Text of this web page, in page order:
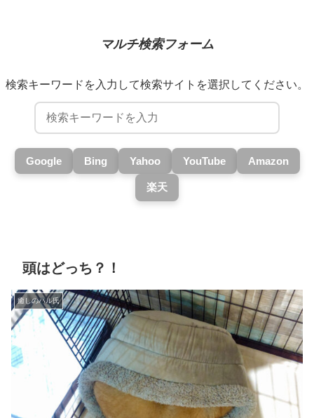
マルチ検索フォーム
検索キーワードを入力して検索サイトを選択してください。
Google Bing Yahoo YouTube Amazon
楽天
頭はどっち？！
癒しのハル氏